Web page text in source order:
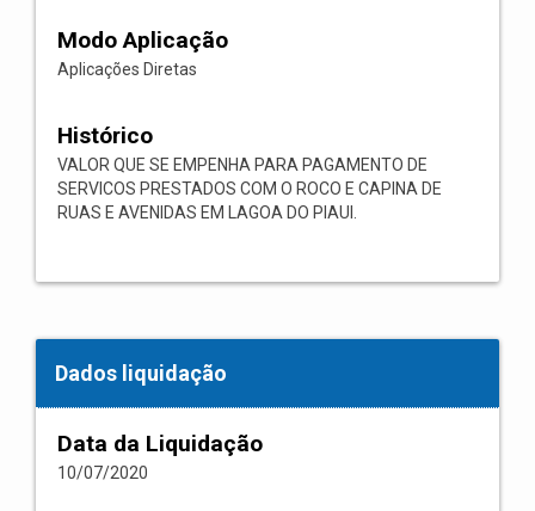
Modo Aplicação
Aplicações Diretas
Histórico
VALOR QUE SE EMPENHA PARA PAGAMENTO DE
SERVICOS PRESTADOS COM O ROCO E CAPINA DE
RUAS E AVENIDAS EM LAGOA DO PIAUI.
Dados liquidação
Data da Liquidação
10/07/2020